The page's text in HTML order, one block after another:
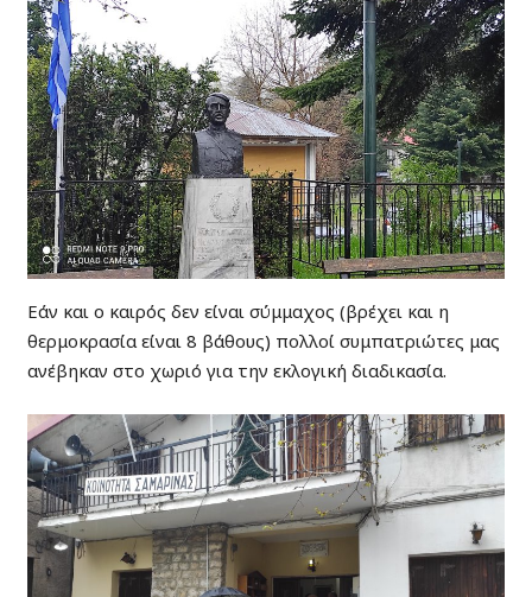
Εάν και ο καιρός δεν είναι σύμμαχος (βρέχει και η
θερμοκρασία είναι 8 βάθους) πολλοί συμπατριώτες μας
ανέβηκαν στο χωριό για την εκλογική διαδικασία.